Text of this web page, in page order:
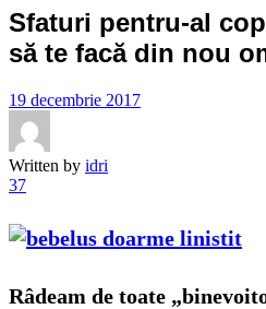
Sfaturi pentru-al
să te facă din nou
19 decembrie 2017
Written by idri
37
Râdeam de toate